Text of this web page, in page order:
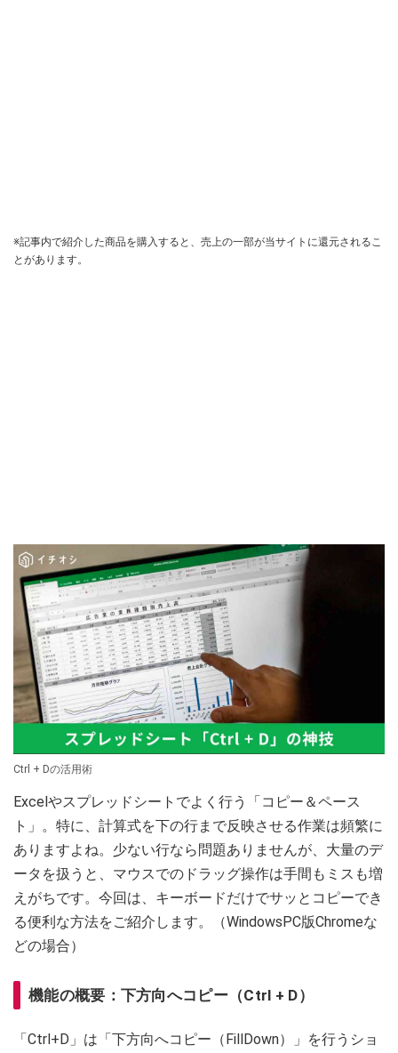
※記事内で紹介した商品を購入すると、売上の一部が当サイトに還元されるこ
とがあります。
Ctrl + Dの活用術
Excelやスプレッドシートでよく行う「コピー＆ペース
ト」。特に、計算式を下の行まで反映させる作業は頻繁に
ありますよね。少ない行なら問題ありませんが、大量のデ
ータを扱うと、マウスでのドラッグ操作は手間もミスも増
えがちです。今回は、キーボードだけでサッとコピーでき
る便利な方法をご紹介します。（WindowsPC版Chromeな
どの場合）
機能の概要：下方向へコピー（Ctrl + D）
「Ctrl+D」は「下方向へコピー（FillDown）」を行うショ